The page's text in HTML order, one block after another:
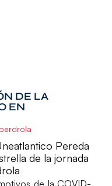
DE LA
EN
Pereda
de la jornada
de laCOVID-